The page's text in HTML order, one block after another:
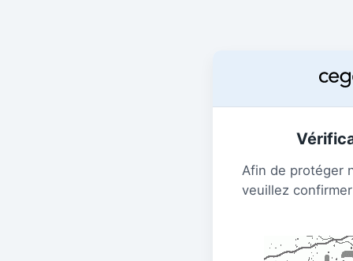
Afin de protéger
veuillez